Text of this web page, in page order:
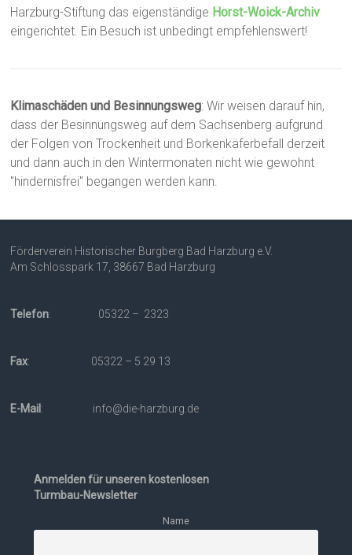
Harzburg-Stiftung das eigenständige Horst-Woick-Archiv
eingerichtet. Ein Besuch ist unbedingt empfehlenswert!
Klimaschäden und Besinnungsweg: Wir weisen darauf hin,
dass der Besinnungsweg auf dem Sachsenberg aufgrund
der Folgen von Trockenheit und Borkenkäferbefall derzeit
und dann auch in den Wintermonaten nicht wie gewohnt
"hindernisfrei" begangen werden kann.
Förderverein Historischer Burgberg Bad Harzburg e.V.
Am Schlosspark 17, 38667 Bad Harzburg
Telefon: 05322 – 2323
Fax: 05322 – 5 29 13
E-Mail : info@die-harzburg.de
Anmelden für unseren kostenlosen
Turmbau-Newsletter
Name